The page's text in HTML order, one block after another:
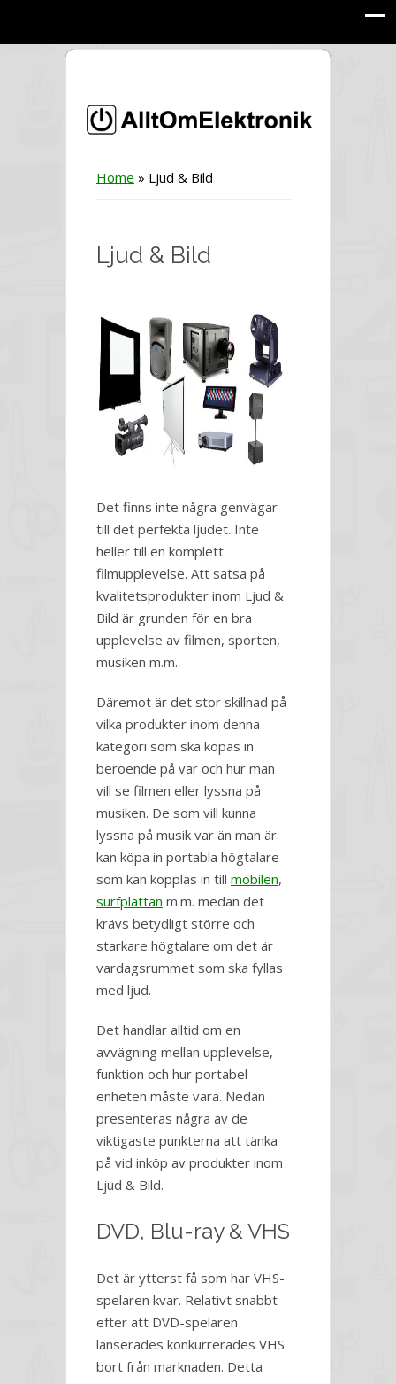
Home » Ljud & Bild
Ljud & Bild
Det finns inte några genvägar
till det perfekta ljudet. Inte
heller till en komplett
filmupplevelse. Att satsa på
kvalitetsprodukter inom Ljud &
Bild är grunden för en bra
upplevelse av filmen, sporten,
musiken m.m.
Däremot är det stor skillnad på
vilka produkter inom denna
kategori som ska köpas in
beroende på var och hur man
vill se filmen eller lyssna på
musiken. De som vill kunna
lyssna på musik var än man är
kan köpa in portabla högtalare
som kan kopplas in till mobilen,
surfplattan m.m. medan det
krävs betydligt större och
starkare högtalare om det är
vardagsrummet som ska fyllas
med ljud.
Det handlar alltid om en
avvägning mellan upplevelse,
funktion och hur portabel
enheten måste vara. Nedan
presenteras några av de
viktigaste punkterna att tänka
på vid inköp av produkter inom
Ljud & Bild.
DVD, Blu-ray & VHS
Det är ytterst få som har VHS-
spelaren kvar. Relativt snabbt
efter att DVD-spelaren
lanserades konkurrerades VHS
bort från marknaden. Detta